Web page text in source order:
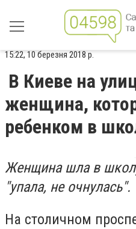
15:22, 10 березня 2018 р.
В Киеве на
женщина,
ребенком в
Женщина шла в
"упала, не очнулась".
На столичном